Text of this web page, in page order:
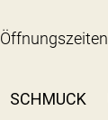
Öffnungszeiten
SCHMUCK